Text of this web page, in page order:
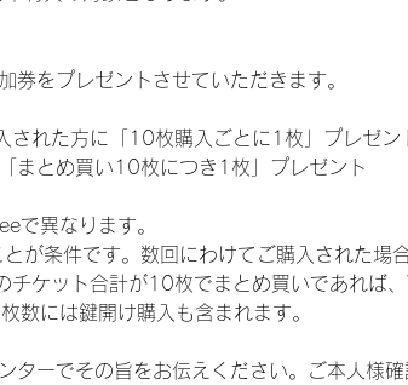
をプレゼントさせていただきます。
れた方に「10枚購入ごとに1枚」プレゼン
まとめ買い10枚につき1枚」プレゼント
で異なります。
が条件です。数回にわけてご購入された場
チケット合計が10枚でまとめ買いであれば
数には鍵開け購入も含まれます。
ターでその旨をお伝えください。ご本人様